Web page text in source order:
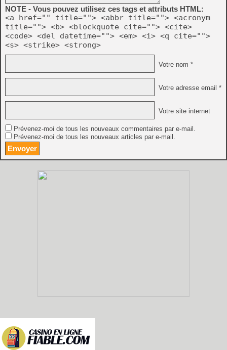
NOTE - Vous pouvez utilisez ces tags et attributs HTML:
<a href="" title=""> <abbr title=""> <acronym
title=""> <b> <blockquote cite=""> <cite>
<code> <del datetime=""> <em> <i> <q cite="">
<s> <strike> <strong>
Votre nom *
Votre adresse email *
Votre site internet
Prévenez-moi de tous les nouveaux commentaires par e-mail.
Prévenez-moi de tous les nouveaux articles par e-mail.